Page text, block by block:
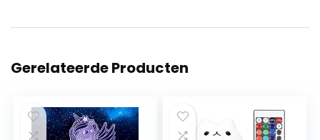
Gerelateerde Producten